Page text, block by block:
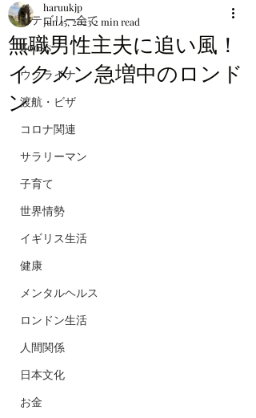
カテゴリー全て
Books
ウクライナ
渡航・ビザ
コロナ関連
サラリーマン
子育て
世界情勢
イギリス生活
健康
メンタルヘルス
ロンドン生活
人間関係
日本文化
お金
無職男性主夫に追い風！
イクメン急増中のロンド
ン
haruukjp
Jun 15, 20232 min read